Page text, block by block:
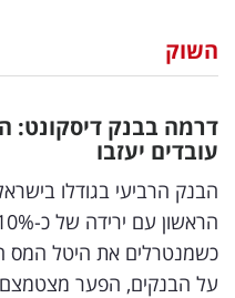
וצרכנות
דיגיטל
וטק
שיווק
ופרסום
השוק
דרמה בבנק דיסקונט:
עובדים יעזבו
הבנק הרביעי בגודלו
כשמנטרלים את היטל
על הבנקים, הפער מצטמצם